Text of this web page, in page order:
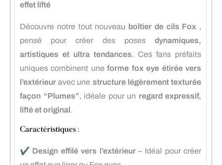
effet lifté
Découvre notre tout nouveau boîtier de cils Fox ,
pensé pour créer des poses dynamiques,
artistiques et ultra tendances. Ces fans préfaits
uniques combinent uneforme fox eye étirée vers
l’extérieur avec une structure légèrement texturée
façon “Plumes”, idéale pour un regard expressif,
lifté et original.
Caractéristiques :
✔️ Design effilé vers l’extérieur– Idéal pour créer